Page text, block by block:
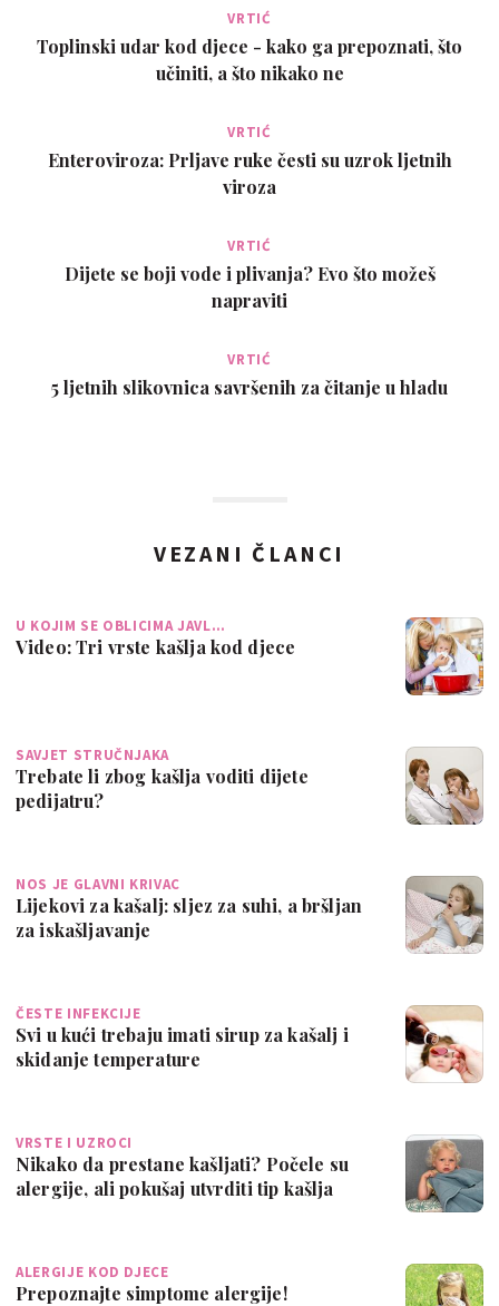
VRTIĆ
Toplinski udar kod djece - kako ga prepoznati, što
učiniti, a što nikako ne
VRTIĆ
Enteroviroza: Prljave ruke česti su uzrok ljetnih
viroza
VRTIĆ
Dijete se boji vode i plivanja? Evo što možeš
napraviti
VRTIĆ
5 ljetnih slikovnica savršenih za čitanje u hladu
VEZANI ČLANCI
U KOJIM SE OBLICIMA JAVL…
Video: Tri vrste kašlja kod djece
SAVJET STRUČNJAKA
Trebate li zbog kašlja voditi dijete
pedijatru?
NOS JE GLAVNI KRIVAC
Lijekovi za kašalj: sljez za suhi, a bršljan
za iskašljavanje
ČESTE INFEKCIJE
Svi u kući trebaju imati sirup za kašalj i
skidanje temperature
VRSTE I UZROCI
Nikako da prestane kašljati? Počele su
alergije, ali pokušaj utvrditi tip kašlja
ALERGIJE KOD DJECE
Prepoznajte simptome alergije!